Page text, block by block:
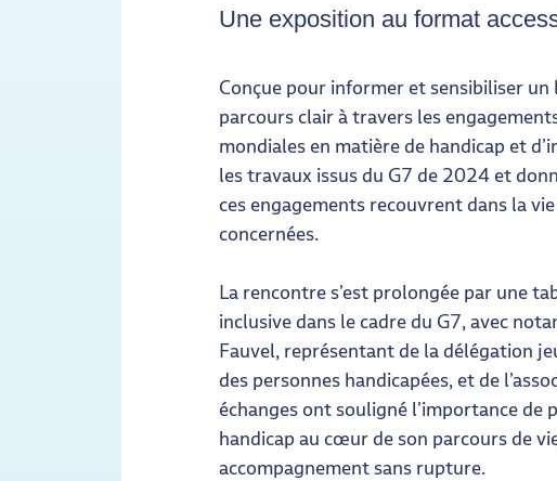
Une exposition au format
Conçue pour informer et sensibiliser
parcours clair à travers les
mondiales en matière de handicap et
les travaux issus du G7 de 2024 et
ces engagements recouvrent dans la
concernées.
La rencontre s’est prolongée par une
inclusive dans le cadre du G7, avec
Fauvel, représentant de la délégation
des personnes handicapées, et de
échanges ont souligné l’importance de
handicap au cœur de son parcours de
accompagnement sans rupture.